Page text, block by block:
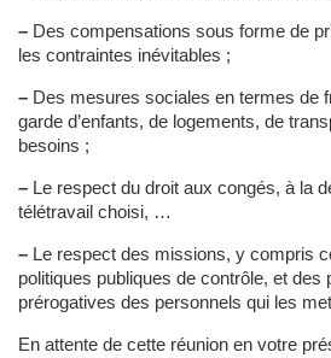
– Des compensations sous forme de
les contraintes inévitables ;
– Des mesures sociales en termes de
garde d’enfants, de logements, de
besoins ;
– Le respect du droit aux congés, à la
télétravail choisi, …
– Le respect des missions, y compris
politiques publiques de contrôle, et des
prérogatives des personnels qui les
En attente de cette réunion en votre